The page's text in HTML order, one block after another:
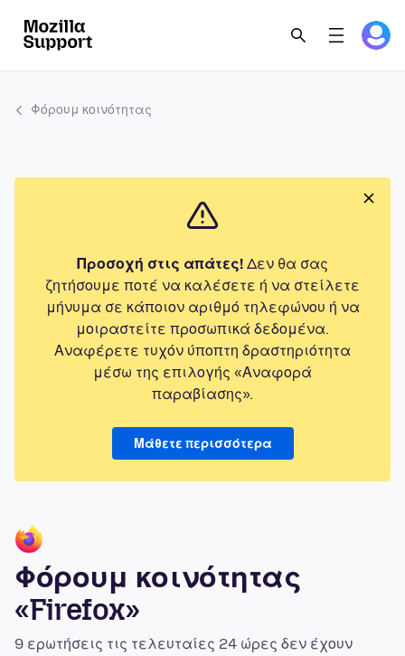
Φόρουμ κοινότητας
Προσοχή στις απάτες! Δεν θα σας
ζητήσουμε ποτέ να καλέσετε ή να στείλετε
μήνυμα σε κάποιον αριθμό τηλεφώνου ή να
μοιραστείτε προσωπικά δεδομένα.
Αναφέρετε τυχόν ύποπτη δραστηριότητα
μέσω της επιλογής «Αναφορά
παραβίασης».
Μάθετε περισσότερα
Φόρουμ κοινότητας
«Firefox»
9 ερωτήσεις τις τελευταίες 24 ώρες δεν έχουν